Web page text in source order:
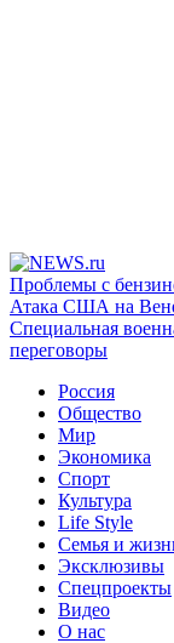
Проблемы с
Атака США на
Специальная
переговоры
Россия
Общество
Мир
Экономика
Спорт
Культура
Life Style
Семья и
Эксклюзивы
Спецпроекты
Видео
О нас